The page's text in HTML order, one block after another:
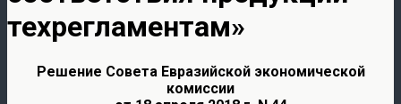
техрегламентам»
Решение Совета Евразийской экономической
комиссии